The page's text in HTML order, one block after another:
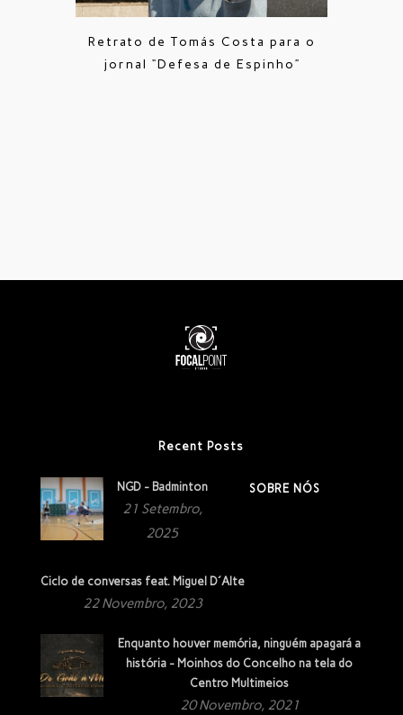
Retrato de Tomás Costa para o
jornal “Defesa de Espinho”
Recent Posts
NGD - Badminton
21 Setembro,
2025
Ciclo de conversas feat. Miguel D´Alte
22 Novembro, 2023
Enquanto houver memória, ninguém apagará a
história - Moinhos do Concelho na tela do
Centro Multimeios
20 Novembro, 2021
SOBRE NÓS